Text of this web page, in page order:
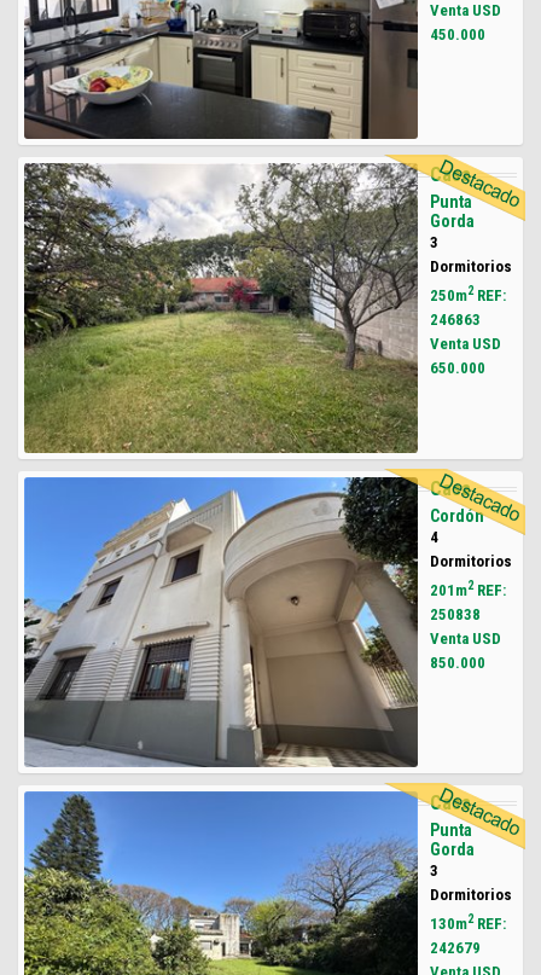
Venta USD
450.000
Casa
Punta
Gorda
3
Dormitorios
250m2REF:
246863
Venta USD
650.000
Casa
Cordón
4
Dormitorios
201m2REF:
250838
Venta USD
850.000
Casa
Punta
Gorda
3
Dormitorios
130m2REF:
242679